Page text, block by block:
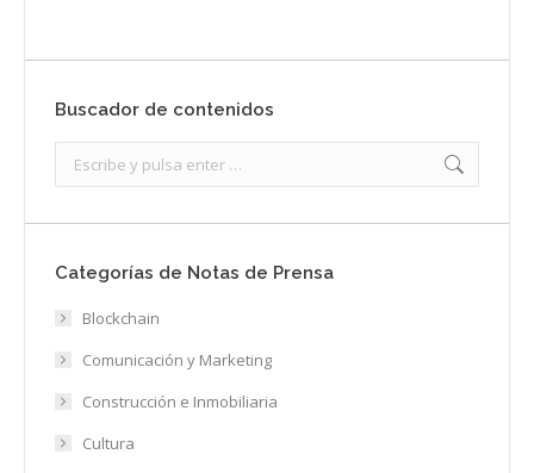
Buscador de contenidos
Categorías de Notas de Prensa
Blockchain
Comunicación y Marketing
Construcción e Inmobiliaria
Cultura